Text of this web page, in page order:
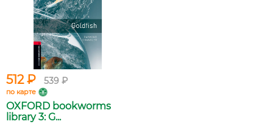
512 ₽ 539 ₽
по карте
OXFORD bookworms
library 3: G...